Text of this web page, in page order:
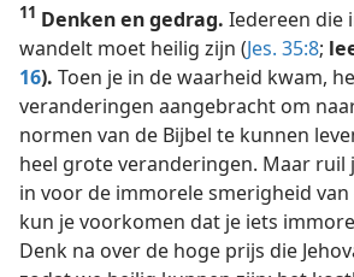
11 Denken en gedrag. Iedereen die
wandelt moet heilig zijn (Jes. 35:8;
16). Toen je in de waarheid kwam,
veranderingen aangebracht om
normen van de Bijbel te kunnen
heel grote veranderingen. Maar ruil
in voor de immorele smerigheid
kun je voorkomen dat je iets
Denk na over de hoge prijs die